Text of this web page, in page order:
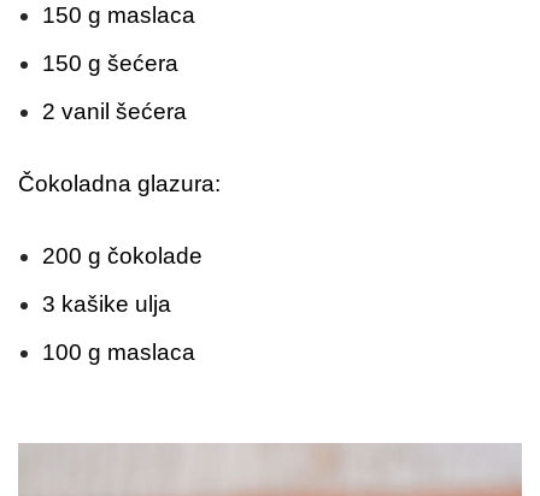
150 g maslaca
150 g šećera
2 vanil šećera
Čokoladna glazura:
200 g čokolade
3 kašike ulja
100 g maslaca